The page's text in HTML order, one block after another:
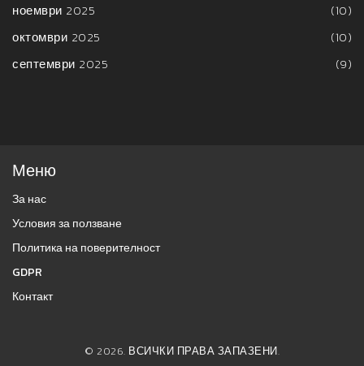
ноември 2025
(10)
октомври 2025
(10)
септември 2025
(9)
Меню
За нас
Условия за ползване
Политика на поверителност
GDPR
Контакт
© 2026. ВСИЧКИ ПРАВА ЗАПАЗЕНИ.